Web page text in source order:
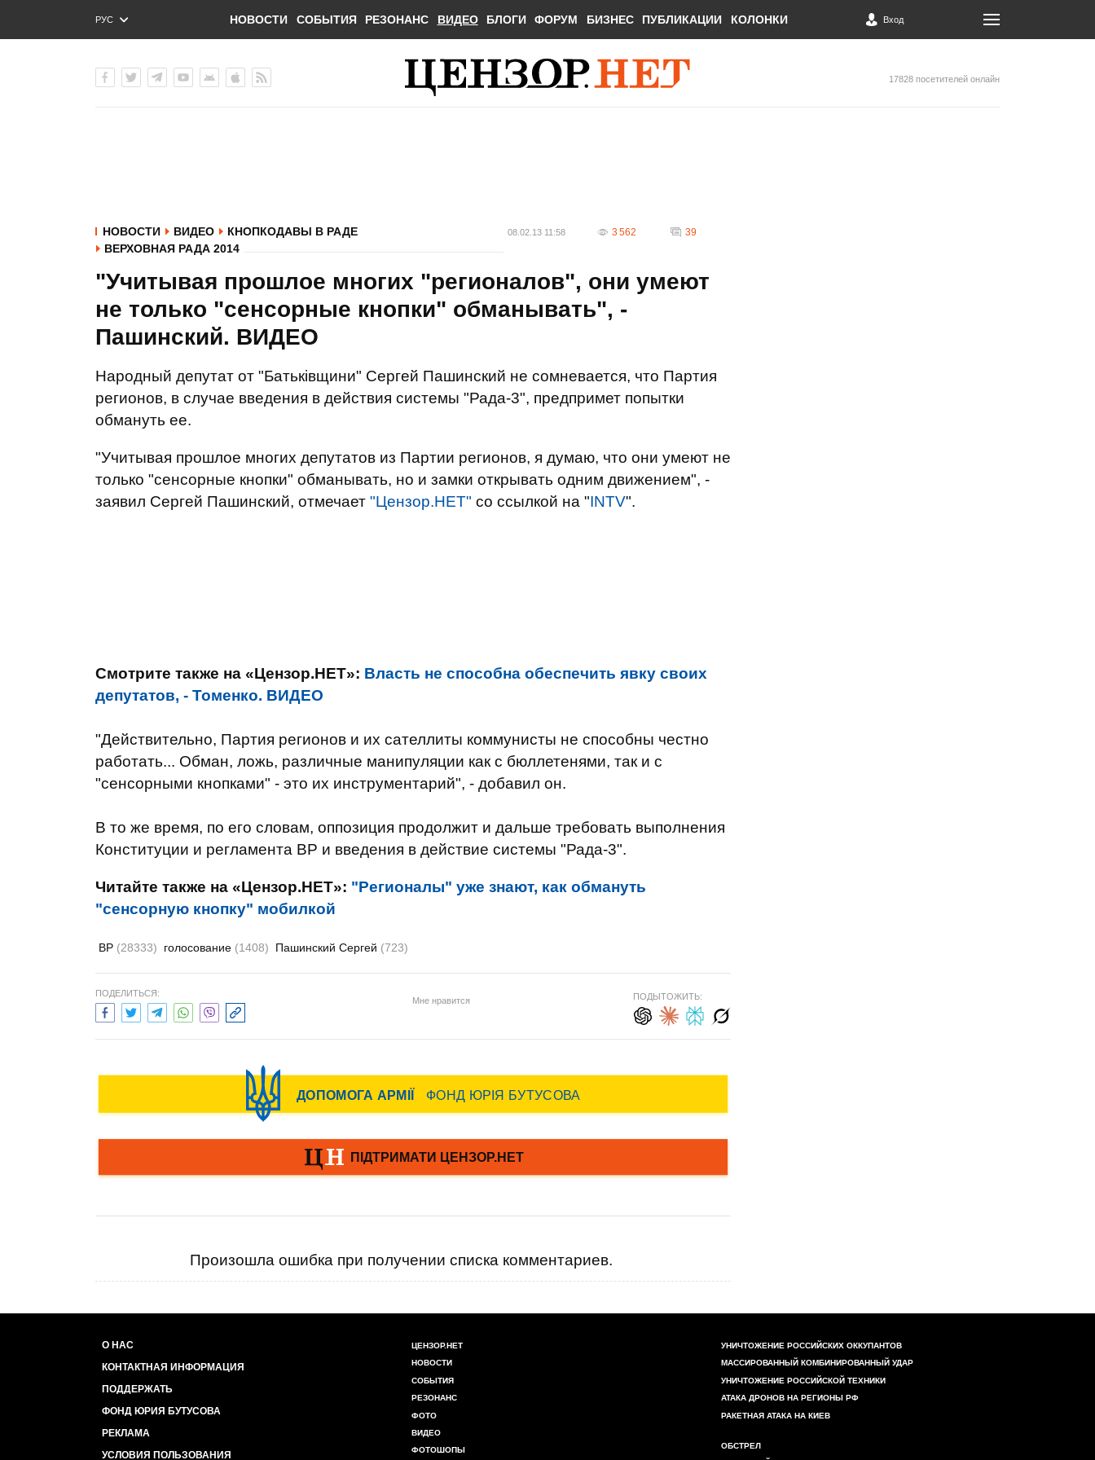
РУС
ENG
НОВОСТИ СОБЫТИЯ РЕЗОНАНС ВИДЕО БЛОГИ ФОРУМ БИЗНЕС ПУБЛИКАЦИИ КОЛОНКИ Вход
17828 посетителей онлайн
НОВОСТИ ВИДЕО
КНОПКОДАВЫ В РАДЕ
ВЕРХОВНАЯ РАДА 2014
08.02.13 11:58 3 562 39
"Учитывая прошлое многих "регионалов", они умеют
не только "сенсорные кнопки" обманывать", -
Пашинский. ВИДЕО
Народный депутат от "Батьківщини" Сергей Пашинский не сомневается, что Партия
регионов, в случае введения в действия системы "Рада-3", предпримет попытки
обмануть ее.
"Учитывая прошлое многих депутатов из Партии регионов, я думаю, что они умеют не
только "сенсорные кнопки" обманывать, но и замки открывать одним движением", -
заявил Сергей Пашинский, отмечает "Цензор.НЕТ" со ссылкой на "INTV".
Смотрите также на «Цензор.НЕТ»: Власть не способна обеспечить явку своих
депутатов, - Томенко. ВИДЕО
"Действительно, Партия регионов и их сателлиты коммунисты не способны честно
работать... Обман, ложь, различные манипуляции как с бюллетенями, так и с
"сенсорными кнопками" - это их инструментарий", - добавил он.
В то же время, по его словам, оппозиция продолжит и дальше требовать выполнения
Конституции и регламента ВР и введения в действие системы "Рада-3".
Читайте также на «Цензор.НЕТ»: "Регионалы" уже знают, как обмануть
"сенсорную кнопку" мобилкой
ВР (28333) голосование (1408) Пашинский Сергей (723)
ПОДЕЛИТЬСЯ:
Мне нравится ПОДЫТОЖИТЬ:
Произошла ошибка при получении списка комментариев.
О НАС
КОНТАКТНАЯ ИНФОРМАЦИЯ
ПОДДЕРЖАТЬ
ФОНД ЮРИЯ БУТУСОВА
РЕКЛАМА
УСЛОВИЯ ПОЛЬЗОВАНИЯ
ЦЕНЗОР.НЕТ
НОВОСТИ
СОБЫТИЯ
РЕЗОНАНС
ФОТО
ВИДЕО
ФОТОШОПЫ
УНИЧТОЖЕНИЕ РОССИЙСКИХ ОККУПАНТОВ
МАССИРОВАННЫЙ КОМБИНИРОВАННЫЙ УДАР
УНИЧТОЖЕНИЕ РОССИЙСКОЙ ТЕХНИКИ
АТАКА ДРОНОВ НА РЕГИОНЫ РФ
РАКЕТНАЯ АТАКА НА КИЕВ
ОБСТРЕЛ